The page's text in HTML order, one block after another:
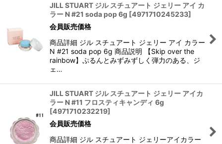
JILL STUART ジル スチュアート ジェリー アイ カ
ラー N #21 soda pop 6g [4971710245233]
会員販売価格
商品詳細 ジル スチュアート ジェリー アイ カラー
N #21 soda pop 6g 商品説明 【Skip over the
rainbow】ぷるんとみずみずしく弾力のある、ジ
ェ…
JILL STUART ジル スチュアート ジェリー アイカ
ラー N #11 フロスティキャンディ 6g
[4971710232219]
会員販売価格
商品詳細 ジル スチュアート ジェリーアイカラー